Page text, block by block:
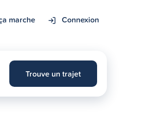
marche Connexion
Trouve un trajet